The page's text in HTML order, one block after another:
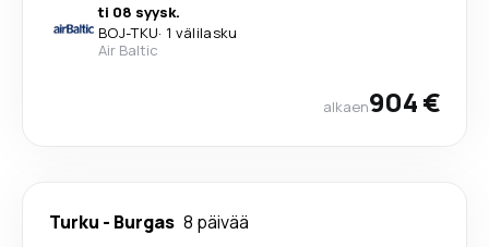
ti 08 syysk.
BOJ-TKU· 1 välilasku
Air Baltic
alkaen904 €
Turku - Burgas 8 päivää